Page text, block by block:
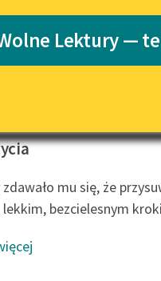
literatury do
uczennic i
Lektury —
mu się, że
lekkim, bezcielesnym